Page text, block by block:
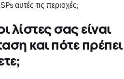
αυτές τις περιοχές;
λίστες σας είναι
και πότε πρέπει